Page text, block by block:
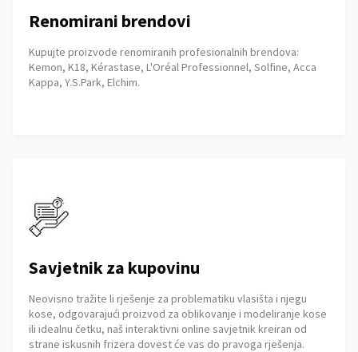
Renomirani brendovi
Kupujte proizvode renomiranih profesionalnih brendova:
Kemon, K18, Kérastase, L'Oréal Professionnel, Solfine, Acca
Kappa, Y.S.Park, Elchim.
Savjetnik za kupovinu
Neovisno tražite li rješenje za problematiku vlasišta i njegu
kose, odgovarajući proizvod za oblikovanje i modeliranje kose
ili idealnu četku, naš interaktivni online savjetnik kreiran od
strane iskusnih frizera dovest će vas do pravoga rješenja.